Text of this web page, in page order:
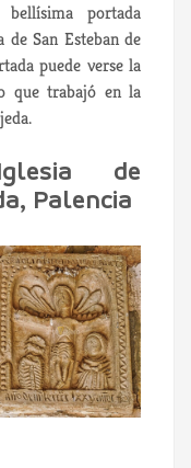
portada
San Esteban de
puede verse la
que trabajó en la
de
Palencia